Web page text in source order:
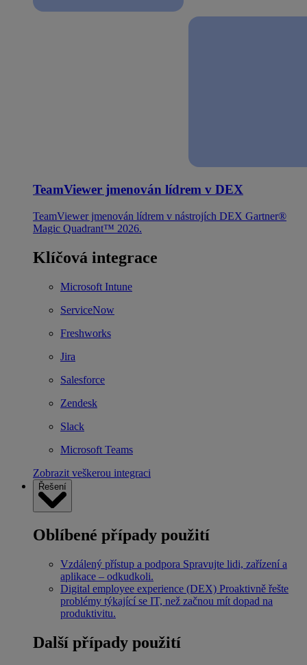
TeamViewer jmenován lídrem v DEX
TeamViewer jmenován lídrem v nástrojích DEX Gartner®
Magic Quadrant™ 2026.
Klíčová integrace
Microsoft Intune
ServiceNow
Freshworks
Jira
Salesforce
Zendesk
Slack
Microsoft Teams
Zobrazit veškerou integraci
Řešení
Oblíbené případy použití
Vzdálený přístup a podpora Spravujte lidi, zařízení a
aplikace – odkudkoli.
Digital employee experience (DEX) Proaktivně řešte
problémy týkající se IT, než začnou mít dopad na
produktivitu.
Další případy použití